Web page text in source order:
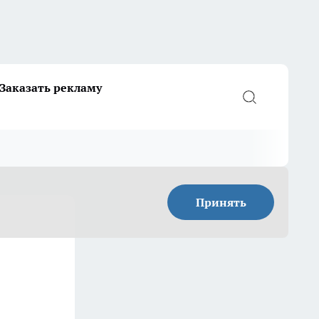
Заказать рекламу
Принять